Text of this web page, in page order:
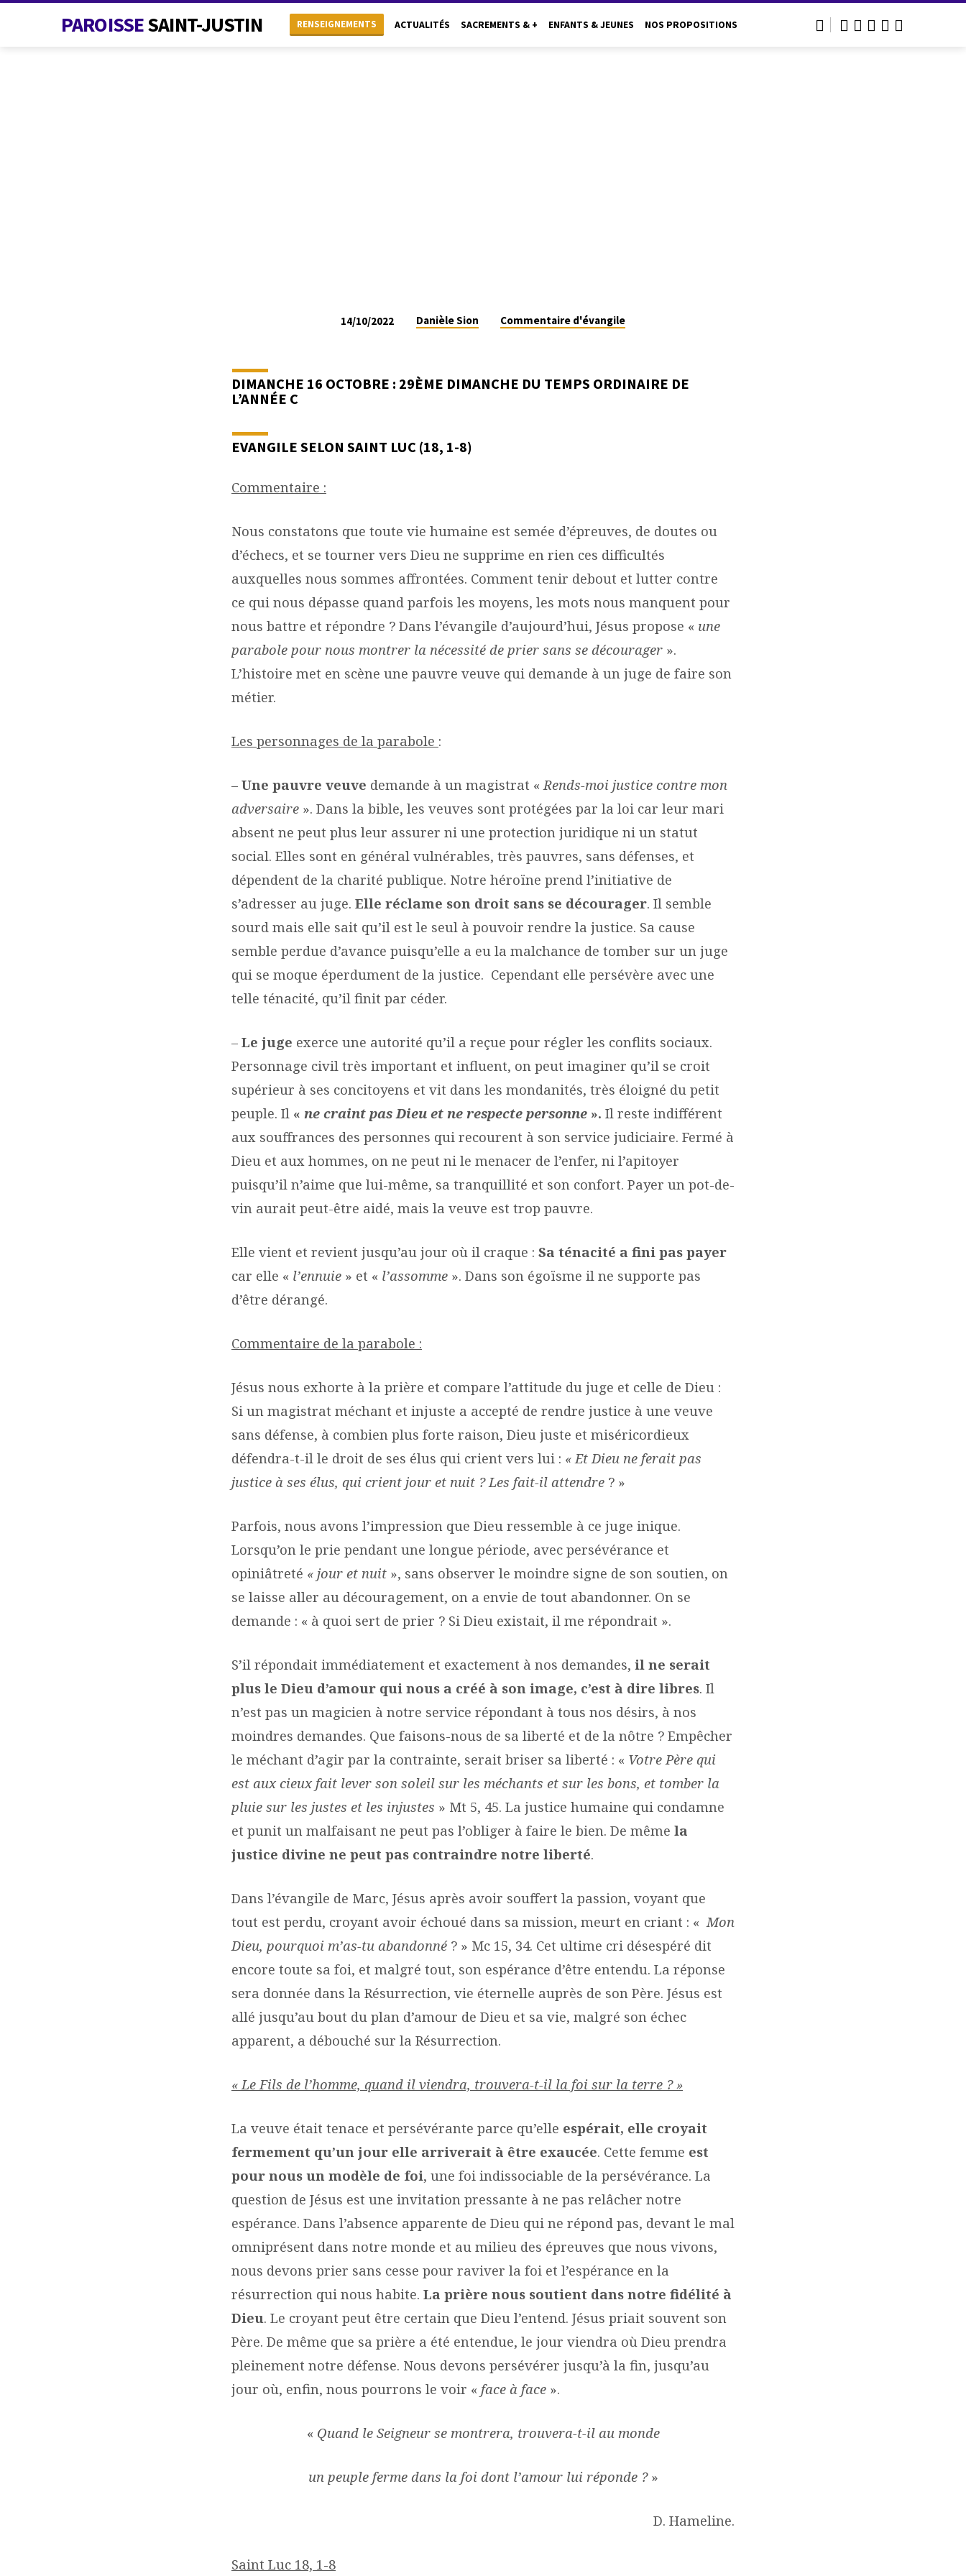
PAROISSESAINT-JUSTIN RENSEIGNEMENTS ACTUALITÉS SACREMENTS & + ENFANTS & JEUNES NOS PROPOSITIONS
D’ÉVANGILE
14/10/2022 Danièle Sion Commentaire d'évangile
DIMANCHE 16 OCTOBRE : 29ÈME DIMANCHE DU TEMPS ORDINAIRE DE
L’ANNÉE C
EVANGILE SELON SAINT LUC (18, 1-8)
Commentaire :
Nous constatons que toute vie humaine est semée d’épreuves, de doutes ou
d’échecs, et se tourner vers Dieu ne supprime en rien ces difficultés
auxquelles nous sommes affrontées. Comment tenir debout et lutter contre
ce qui nous dépasse quand parfois les moyens, les mots nous manquent pour
nous battre et répondre ? Dans l’évangile d’aujourd’hui, Jésus propose « une
parabole pour nous montrer la nécessité de prier sans se décourager ».
L’histoire met en scène une pauvre veuve qui demande à un juge de faire son
métier.
Les personnages de la parabole :
– Une pauvre veuve demande à un magistrat «Rends-moi justice contre mon
adversaire ». Dans la bible, les veuves sont protégées par la loi car leur mari
absent ne peut plus leur assurer ni une protection juridique ni un statut
social. Elles sont en général vulnérables, très pauvres, sans défenses, et
dépendent de la charité publique. Notre héroïne prend l’initiative de
s’adresser au juge. Elle réclame son droit sans se décourager. Il semble
sourd mais elle sait qu’il est le seul à pouvoir rendre la justice. Sa cause
semble perdue d’avance puisqu’elle a eu la malchance de tomber sur un juge
qui se moque éperdument de la justice. Cependant elle persévère avec une
telle ténacité, qu’il finit par céder.
– Le juge exerce une autorité qu’il a reçue pour régler les conflits sociaux.
Personnage civil très important et influent, on peut imaginer qu’il se croit
supérieur à ses concitoyens et vit dans les mondanités, très éloigné du petit
peuple. Il « ne craint pas Dieu et ne respecte personne ». Il reste indifférent
aux souffrances des personnes qui recourent à son service judiciaire. Fermé à
Dieu et aux hommes, on ne peut ni le menacer de l’enfer, ni l’apitoyer
puisqu’il n’aime que lui-même, sa tranquillité et son confort. Payer un pot-de-
vin aurait peut-être aidé, mais la veuve est trop pauvre.
Elle vient et revient jusqu’au jour où il craque : Sa ténacité a fini pas payer
car elle « l’ennuie » et « l’assomme ». Dans son égoïsme il ne supporte pas
d’être dérangé.
Commentaire de la parabole :
Jésus nous exhorte à la prière et compare l’attitude du juge et celle de Dieu :
Si un magistrat méchant et injuste a accepté de rendre justice à une veuve
sans défense, à combien plus forte raison, Dieu juste et miséricordieux
défendra-t-il le droit de ses élus qui crient vers lui : « Et Dieu ne ferait pas
justice à ses élus, qui crient jour et nuit ? Les fait-il attendre ? »
Parfois, nous avons l’impression que Dieu ressemble à ce juge inique.
Lorsqu’on le prie pendant une longue période, avec persévérance et
opiniâtreté « jour et nuit », sans observer le moindre signe de son soutien, on
se laisse aller au découragement, on a envie de tout abandonner. On se
demande : « à quoi sert de prier ? Si Dieu existait, il me répondrait ».
S’il répondait immédiatement et exactement à nos demandes, il ne serait
plus le Dieu d’amour qui nous a créé à son image, c’est à dire libres. Il
n’est pas un magicien à notre service répondant à tous nos désirs, à nos
moindres demandes. Que faisons-nous de sa liberté et de la nôtre ? Empêcher
le méchant d’agir par la contrainte, serait briser sa liberté : « Votre Père qui
est aux cieux fait lever son soleil sur les méchants et sur les bons, et tomber la
pluie sur les justes et les injustes » Mt 5, 45. La justice humaine qui condamne
et punit un malfaisant ne peut pas l’obliger à faire le bien. De même la
justice divine ne peut pas contraindre notre liberté.
Dans l’évangile de Marc, Jésus après avoir souffert la passion, voyant que
tout est perdu, croyant avoir échoué dans sa mission, meurt en criant : «Mon
Dieu, pourquoi m’as-tu abandonné ? » Mc 15, 34. Cet ultime cri désespéré dit
encore toute sa foi, et malgré tout, son espérance d’être entendu. La réponse
sera donnée dans la Résurrection, vie éternelle auprès de son Père. Jésus est
allé jusqu’au bout du plan d’amour de Dieu et sa vie, malgré son échec
apparent, a débouché sur la Résurrection.
« Le Fils de l’homme, quand il viendra, trouvera-t-il la foi sur la terre ? »
La veuve était tenace et persévérante parce qu’elle espérait, elle croyait
fermement qu’un jour elle arriverait à être exaucée. Cette femme est
pour nous un modèle de foi, une foi indissociable de la persévérance. La
question de Jésus est une invitation pressante à ne pas relâcher notre
espérance. Dans l’absence apparente de Dieu qui ne répond pas, devant le mal
omniprésent dans notre monde et au milieu des épreuves que nous vivons,
nous devons prier sans cesse pour raviver la foi et l’espérance en la
résurrection qui nous habite. La prière nous soutient dans notre fidélité à
Dieu. Le croyant peut être certain que Dieu l’entend. Jésus priait souvent son
Père. De même que sa prière a été entendue, le jour viendra où Dieu prendra
pleinement notre défense. Nous devons persévérer jusqu’à la fin, jusqu’au
jour où, enfin, nous pourrons le voir « face à face ».
« Quand le Seigneur se montrera, trouvera-t-il au monde
un peuple ferme dans la foi dont l’amour lui réponde ? »
D. Hameline.
Saint Luc 18, 1-8